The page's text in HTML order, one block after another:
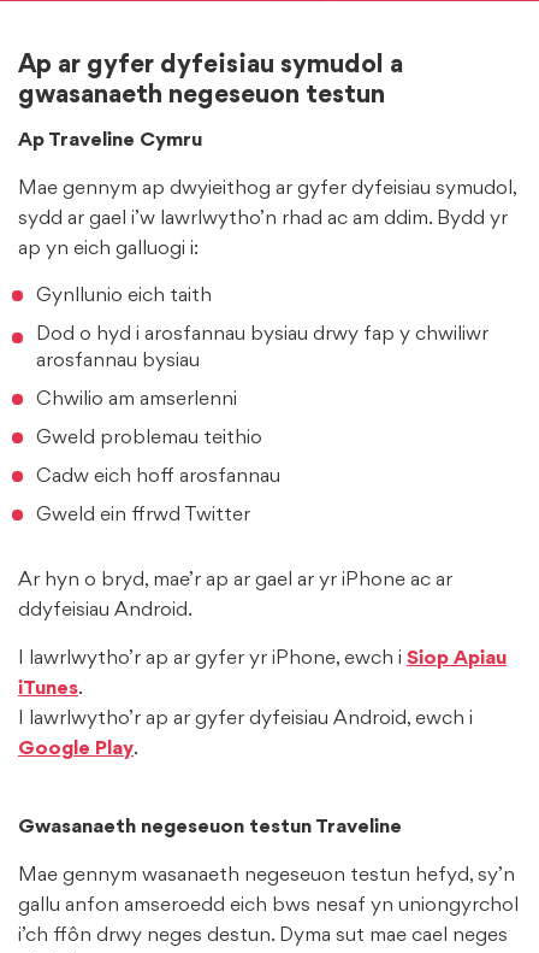
Ap ar gyfer dyfeisiau symudol a
gwasanaeth negeseuon testun
Ap Traveline Cymru
Mae gennym ap dwyieithog ar gyfer dyfeisiau symudol,
sydd ar gael i’w lawrlwytho’n rhad ac am ddim. Bydd yr
ap yn eich galluogi i:
Gynllunio eich taith
Dod o hyd i arosfannau bysiau drwy fap y chwiliwr
arosfannau bysiau
Chwilio am amserlenni
Gweld problemau teithio
Cadw eich hoff arosfannau
Gweld ein ffrwd Twitter
Ar hyn o bryd, mae’r ap ar gael ar yr iPhone ac ar
ddyfeisiau Android.
I lawrlwytho’r ap ar gyfer yr iPhone, ewch i Siop Apiau
iTunes.
I lawrlwytho’r ap ar gyfer dyfeisiau Android, ewch i
Google Play.
Gwasanaeth negeseuon testun Traveline
Mae gennym wasanaeth negeseuon testun hefyd, sy’n
gallu anfon amseroedd eich bws nesaf yn uniongyrchol
i’ch ffôn drwy neges destun. Dyma sut mae cael neges